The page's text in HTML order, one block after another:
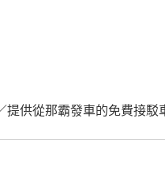
提供從那霸發車的免費接駁